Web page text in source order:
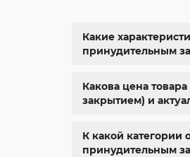
болты харьков,болты
м8,болт м8
Какие
принудительным
Какова цена
закрытием) и
К какой категории
принудительным